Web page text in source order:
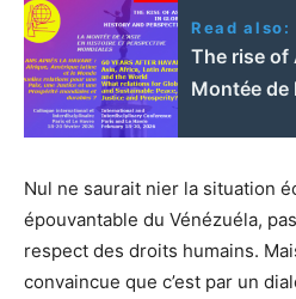
Read also:
The rise of
Montée de
Nul ne saurait nier la situation
épouvantable du Vénézuéla,
respect des droits humains.
convaincue que c’est par un